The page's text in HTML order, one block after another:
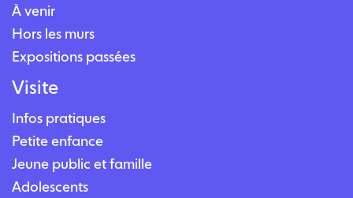
À venir
Hors les murs
Expositions passées
Visite
Infos pratiques
Petite enfance
Jeune public et famille
Adolescents